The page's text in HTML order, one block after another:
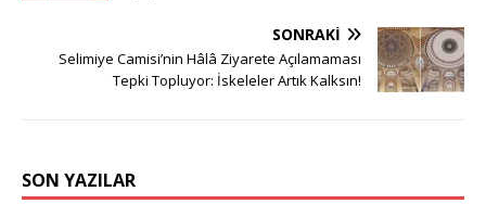
SONRAKI
Selimiye Camisi’nin Hâlâ Ziyarete Açılamaması
Tepki Topluyor: İskeleler Artık Kalksın!
SON YAZILAR